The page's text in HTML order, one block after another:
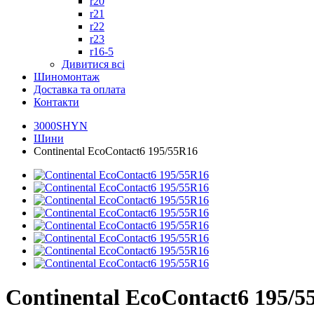
r21
r22
r23
r16-5
Дивитися всі
Шиномонтаж
Доставка та оплата
Контакти
3000SHYN
Шини
Continental EcoContact6 195/55R16
Continental EcoContact6 195/